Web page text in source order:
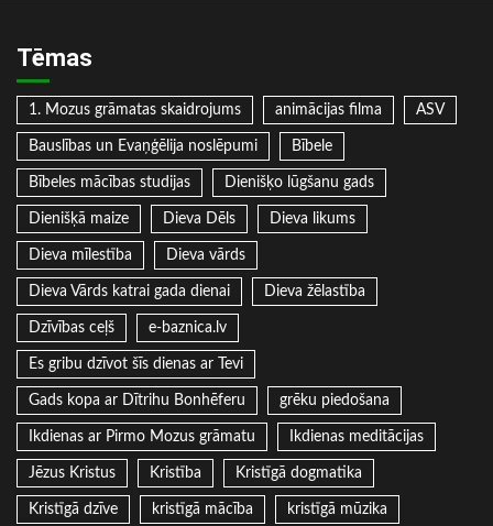
Tēmas
1. Mozus grāmatas skaidrojums animācijas filma ASV
Bauslības un Evaņģēlija noslēpumi Bībele
Bībeles mācības studijas Dienišķo lūgšanu gads
Dienišķā maize Dieva Dēls Dieva likums
Dieva mīlestība Dieva vārds
Dieva Vārds katrai gada dienai Dieva žēlastība
Dzīvības ceļš e-baznica.lv
Es gribu dzīvot šīs dienas ar Tevi
Gads kopa ar Dītrihu Bonhēferu grēku piedošana
Ikdienas ar Pirmo Mozus grāmatu Ikdienas meditācijas
Jēzus Kristus Kristība Kristīgā dogmatika
Kristīgā dzīve kristīgā mācība kristīgā mūzika